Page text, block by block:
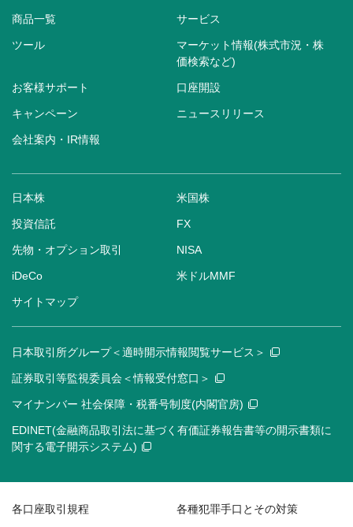
商品一覧 サービス
ツール
マーケット情報(株式市況・株
価検索など)
お客様サポート 口座開設
キャンペーン ニュースリリース
会社案内・IR情報
日本株 米国株
投資信託 FX
先物・オプション取引 NISA
iDeCo 米ドルMMF
サイトマップ
日本取引所グループ＜適時開示情報閲覧サービス＞
証券取引等監視委員会＜情報受付窓口＞
マイナンバー 社会保障・税番号制度(内閣官房)
EDINET(金融商品取引法に基づく有価証券報告書等の開示書類に
関する電子開示システム)
各口座取引規程 各種犯罪手口とその対策